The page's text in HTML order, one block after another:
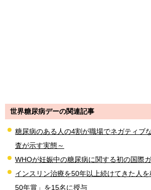
世界糖尿病デーの関連記事
糖尿病のある人の4割が職場でネガティブ
査が示す実態～
WHOが妊娠中の糖尿病に関する初の国際
インスリン治療を50年以上続けてきた人
50年賞」を15名に授与